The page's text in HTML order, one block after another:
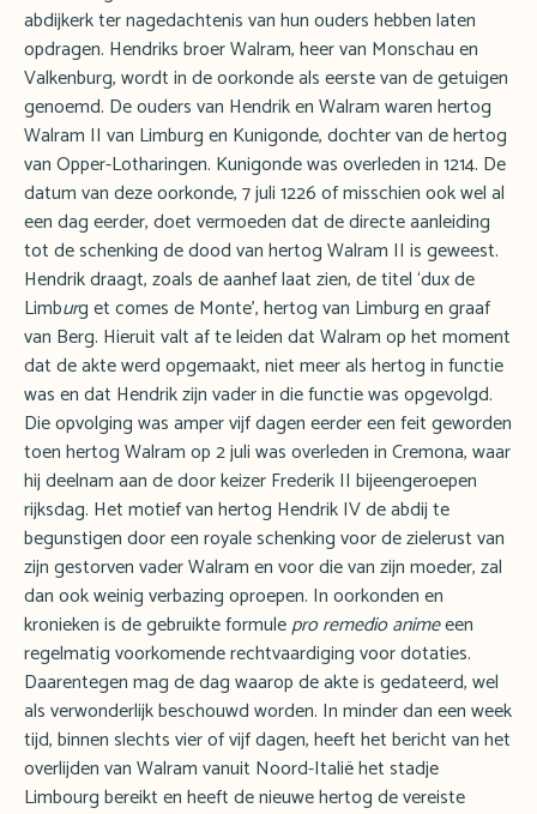
abdijkerk ter nagedachtenis van hun ouders hebben laten
opdragen. Hendriks broer Walram, heer van Monschau en
Valkenburg, wordt in de oorkonde als eerste van de getuigen
genoemd. De ouders van Hendrik en Walram waren hertog
Walram II van Limburg en Kunigonde, dochter van de hertog
van Opper-Lotharingen. Kunigonde was overleden in 1214. De
datum van deze oorkonde, 7 juli 1226 of misschien ook wel al
een dag eerder, doet vermoeden dat de directe aanleiding
tot de schenking de dood van hertog Walram II is geweest.
Hendrik draagt, zoals de aanhef laat zien, de titel ‘dux de
Limburg et comes de Monte’, hertog van Limburg en graaf
van Berg. Hieruit valt af te leiden dat Walram op het moment
dat de akte werd opgemaakt, niet meer als hertog in functie
was en dat Hendrik zijn vader in die functie was opgevolgd.
Die opvolging was amper vijf dagen eerder een feit geworden
toen hertog Walram op 2 juli was overleden in Cremona, waar
hij deelnam aan de door keizer Frederik II bijeengeroepen
rijksdag. Het motief van hertog Hendrik IV de abdij te
begunstigen door een royale schenking voor de zielerust van
zijn gestorven vader Walram en voor die van zijn moeder, zal
dan ook weinig verbazing oproepen. In oorkonden en
kronieken is de gebruikte formulepro remedio animeeen
regelmatig voorkomende rechtvaardiging voor dotaties.
Daarentegen mag de dag waarop de akte is gedateerd, wel
als verwonderlijk beschouwd worden. In minder dan een week
tijd, binnen slechts vier of vijf dagen, heeft het bericht van het
overlijden van Walram vanuit Noord-Italië het stadje
Limbourg bereikt en heeft de nieuwe hertog de vereiste